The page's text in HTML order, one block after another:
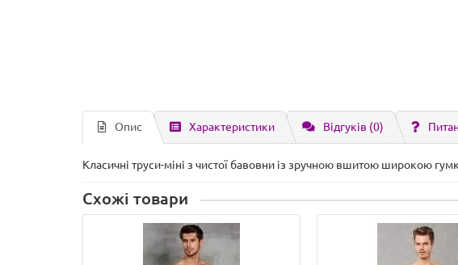
Опис Характеристики Відгуків (0)
Класичні труси-міні з чистої бавовни із зручною вшитою широкою
Схожі товари